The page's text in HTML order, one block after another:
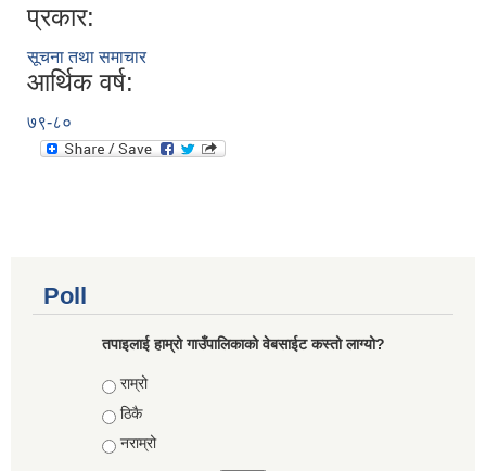
प्रकार:
सूचना तथा समाचार
आर्थिक वर्ष:
७९-८०
Poll
तपाइलाई हाम्रो गाउँपालिकाको वेबसाईट कस्तो लाग्यो?
Choices
राम्रो
ठिकै
नराम्रो